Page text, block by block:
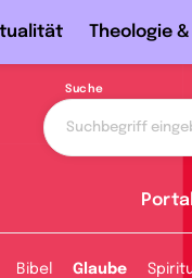
Theologie
Suche
Portal
Bibel Glaube